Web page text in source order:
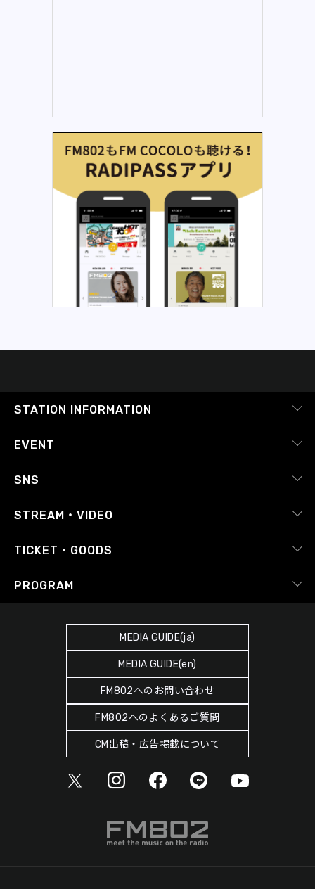
STATION INFORMATION
会社概要
番組審議会
Japan FM League
SDGsへの取り組み
緊急地震速報の対応
災害情報共有パートナーシップ
人権尊重・コンプライアンスに関する調査の結果について
EVENT
ピックアップ
SNS
RADIPASS
Instagram
STREAM・VIDEO
radiko.jp
TICKET・GOODS
RADIPASS TICKET
PROGRAM
ヘビーローテーション
MEDIA GUIDE(ja)
MEDIA GUIDE(en)
FM802へのお問い合わせ
FM802へのよくあるご質問
CM出稿・広告掲載について